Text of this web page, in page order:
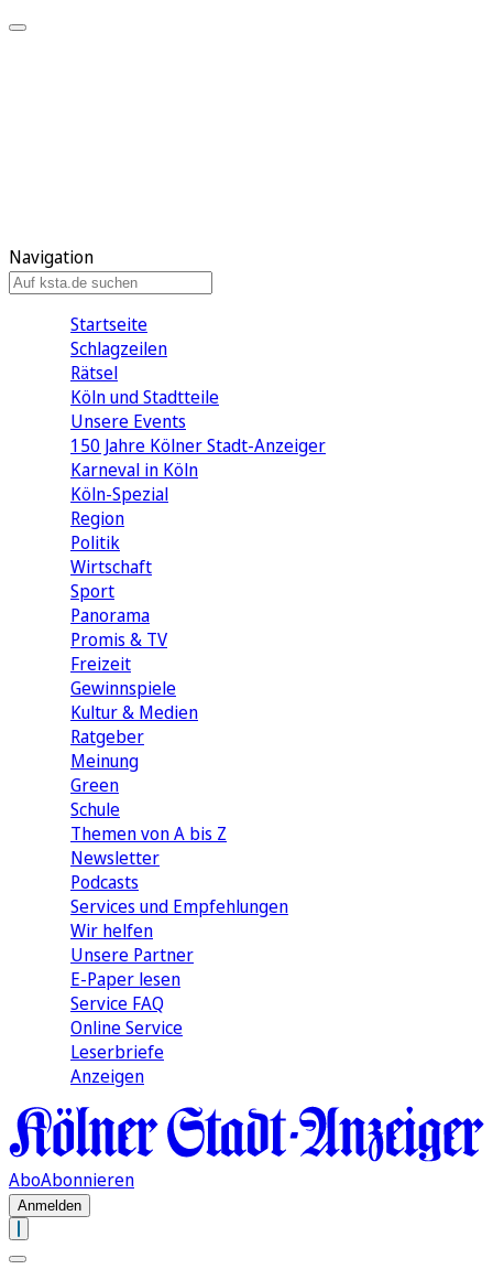
Navigation
Startseite
Schlagzeilen
Rätsel
Köln und Stadtteile
Unsere Events
150 Jahre Kölner Stadt-Anzeiger
Karneval in Köln
Köln-Spezial
Region
Politik
Wirtschaft
Sport
Panorama
Promis & TV
Freizeit
Gewinnspiele
Kultur & Medien
Ratgeber
Meinung
Green
Schule
Themen von A bis Z
Newsletter
Podcasts
Services und Empfehlungen
Wir helfen
Unsere Partner
E-Paper lesen
Service FAQ
Online Service
Leserbriefe
Anzeigen
AboAbonnieren
Anmelden